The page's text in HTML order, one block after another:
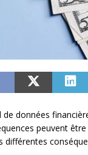
de données
peuvent
différentes